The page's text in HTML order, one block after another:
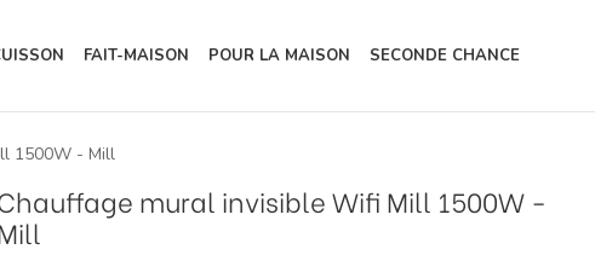
FAIT-MAISON POUR LA MAISON SECONDE CHANCE
1500W - Mill
mural invisible Wifi Mill 1500W -